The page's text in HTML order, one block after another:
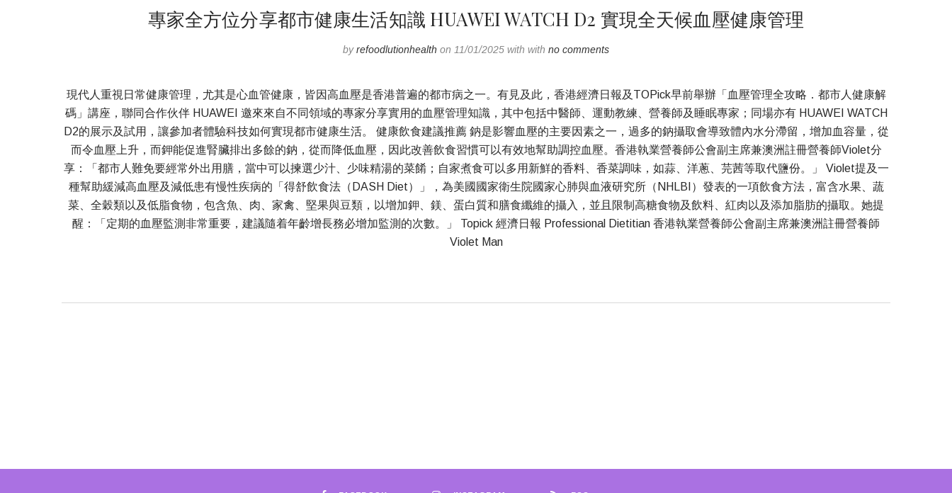
專家全方位分享都市健康生活知識 HUAWEI WATCH D2 實現全天候血壓健康管理
byrefoodlutionhealth on 11/01/2025 with with no comments
現代人重視日常健康管理，尤其是心血管健康，皆因高血壓是香港普遍的都市病之一。有見及此，香港經濟日報及TOPick早前舉辦「血壓管理全攻略．都市人健康解
碼」講座，聯同合作伙伴 HUAWEI 邀來來自不同領域的專家分享實用的血壓管理知識，其中包括中醫師、運動教練、營養師及睡眠專家；同場亦有 HUAWEI WATCH
D2的展示及試用，讓參加者體驗科技如何實現都市健康生活。 健康飲食建議推薦 鈉是影響血壓的主要因素之一，過多的鈉攝取會導致體內水分滯留，增加血容量，從
而令血壓上升，而鉀能促進腎臟排出多餘的鈉，從而降低血壓，因此改善飲食習慣可以有效地幫助調控血壓。香港執業營養師公會副主席兼澳洲註冊營養師Violet分
享：「都市人難免要經常外出用膳，當中可以揀選少汁、少味精湯的菜餚；自家煮食可以多用新鮮的香料、香菜調味，如蒜、洋蔥、芫茜等取代鹽份。」 Violet提及一
種幫助緩減高血壓及減低患有慢性疾病的「得舒飲食法（DASH Diet）」，為美國國家衛生院國家心肺與血液研究所（NHLBI）發表的一項飲食方法，富含水果、蔬
菜、全穀類以及低脂食物，包含魚、肉、家禽、堅果與豆類，以增加鉀、鎂、蛋白質和膳食纖維的攝入，並且限制高糖食物及飲料、紅肉以及添加脂肪的攝取。她提
醒：「定期的血壓監測非常重要，建議隨着年齡增長務必增加監測的次數。」 Topick 經濟日報 Professional Dietitian 香港執業營養師公會副主席兼澳洲註冊營養師
Violet Man